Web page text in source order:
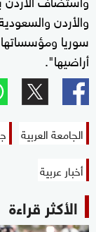
والأردن
سوريا
أراضيها".
الجامعة العربية
أخبار عربية
الأكثر قراءة